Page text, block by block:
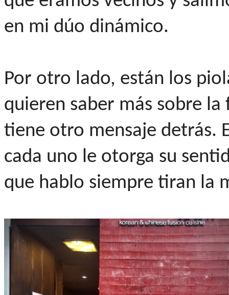
en mi dúo dinámico.
Por otro lado, están los
quieren saber más sobre
tiene otro mensaje detrás.
cada uno le otorga su
que hablo siempre tiran la